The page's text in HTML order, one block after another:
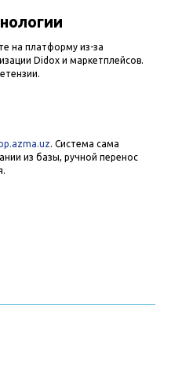
на платформу из-за
Didox и маркетплейсов.
. Система сама
из базы, ручной перенос